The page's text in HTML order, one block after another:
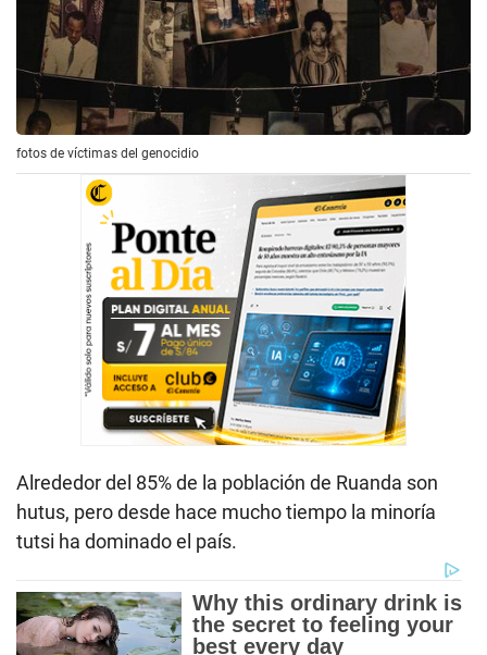
fotos de víctimas del genocidio
Alrededor del 85% de la población de Ruanda son
hutus, pero desde hace mucho tiempo la minoría
tutsi ha dominado el país.